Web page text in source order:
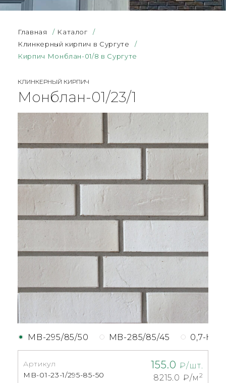
Главная / Каталог
/
Клинкерный кирпич в Сургуте
/
Кирпич Монблан-01/8 в Сургуте
КЛИНКЕРНЫЙ КИРПИЧ
Монблан-01/23/1
155.0 ₽/шт.
8215.0 ₽/м2
MB-295/85/50 MB-285/85/45 0,7-НФ
Артикул
MB-01-23-1/295-85-50